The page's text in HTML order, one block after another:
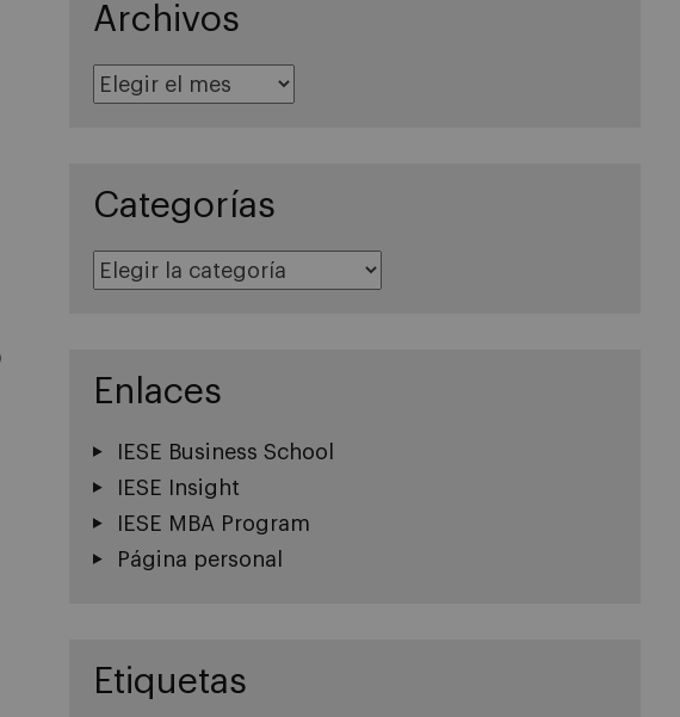
Archivos
Categorías
Enlaces
IESE Business School
IESE Insight
IESE MBA Program
Página personal
Etiquetas